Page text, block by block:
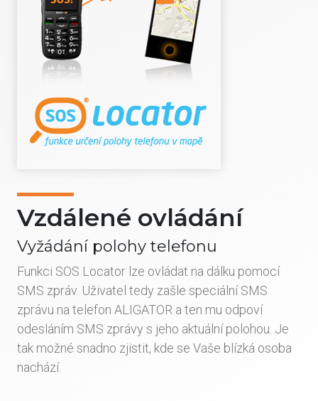
Vzdálené ovládání
Vyžádání polohy telefonu
Funkci SOS Locator lze ovládat na dálku pomocí
SMS zpráv. Uživatel tedy zašle speciální SMS
zprávu na telefon ALIGATOR a ten mu odpoví
odesláním SMS zprávy s jeho aktuální polohou. Je
tak možné snadno zjistit, kde se Vaše blízká osoba
nachází.